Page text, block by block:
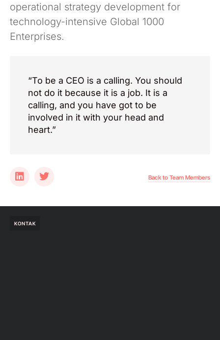
operational strategy development for
technology-intensive Global 1000
Enterprises.
“To be a CEO is a calling. You should
not do it because it is a job. It is a
calling, and you have got to be
involved in it with your head and
heart.”
Back to Team Members
KONTAK